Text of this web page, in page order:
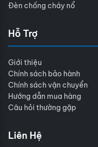
Đèn chống cháy nổ
Hỗ Trợ
Giới thiệu
Chính sách bảo hành
Chính sách vận chuyển
Hướng dẫn mua hàng
Câu hỏi thường gặp
Liên Hệ